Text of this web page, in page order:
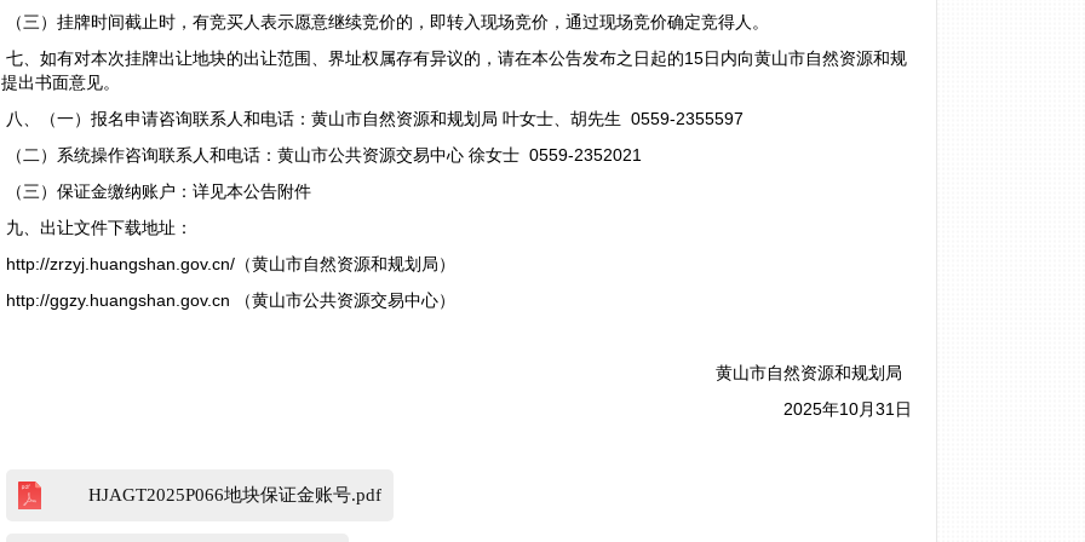
（三）挂牌时间截止时，有竞买人表示愿意继续竞价的，即转入现场竞价，通过现场竞价确定竞得人。
七、如有对本次挂牌出让地块的出让范围、界址权属存有异议的，请在本公告发布之日起的15日内向黄山市自然资源和规
出书面意见。
八、（一）报名申请咨询联系人和电话：黄山市自然资源和规划局 叶女士、胡先生 0559-2355597
（二）系统操作咨询联系人和电话：黄山市公共资源交易中心 徐女士 0559-2352021
（三）保证金缴纳账户：详见本公告附件
九、出让文件下载地址：
http://zrzyj.huangshan.gov.cn/（黄山市自然资源和规划局）
http://ggzy.huangshan.gov.cn （黄山市公共资源交易中心）
黄山市自然资源和规划局
2025年10月31日
HJAGT2025P066地块保证金账号.pdf